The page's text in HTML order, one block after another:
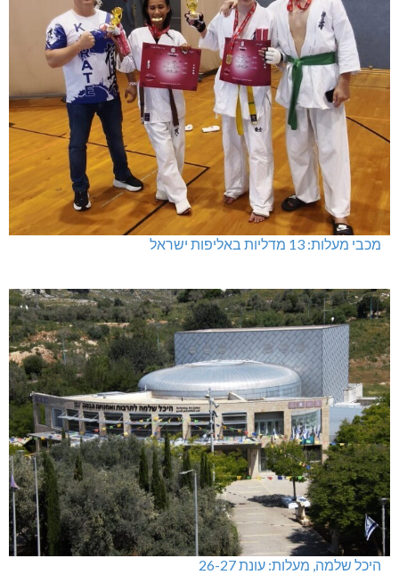
מכבי מעלות: 13 מדליות באליפות ישראל
היכל שלמה, מעלות: עונת 26-27